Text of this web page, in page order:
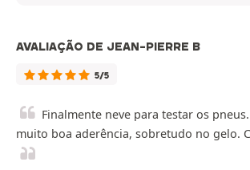
AVALIAÇÃO DE JEAN-PIERRE B
5/5
Finalmente neve para testar os
muito boa aderência, sobretudo no gelo.